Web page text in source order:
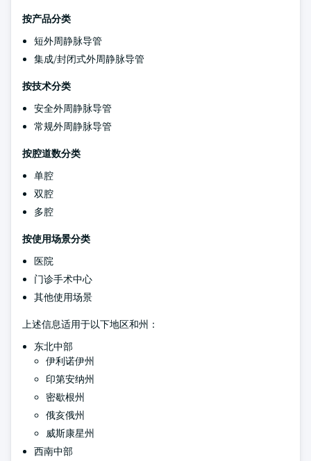
按产品分类
短外周静脉导管
集成/封闭式外周静脉导管
按技术分类
安全外周静脉导管
常规外周静脉导管
按腔道数分类
单腔
双腔
多腔
按使用场景分类
医院
门诊手术中心
其他使用场景
上述信息适用于以下地区和州：
东北中部
伊利诺伊州
印第安纳州
密歇根州
俄亥俄州
威斯康星州
西南中部